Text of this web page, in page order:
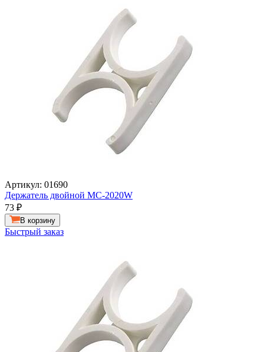
Артикул: 01690
Держатель двойной MC-2020W
73 ₽
В корзину
Быстрый заказ